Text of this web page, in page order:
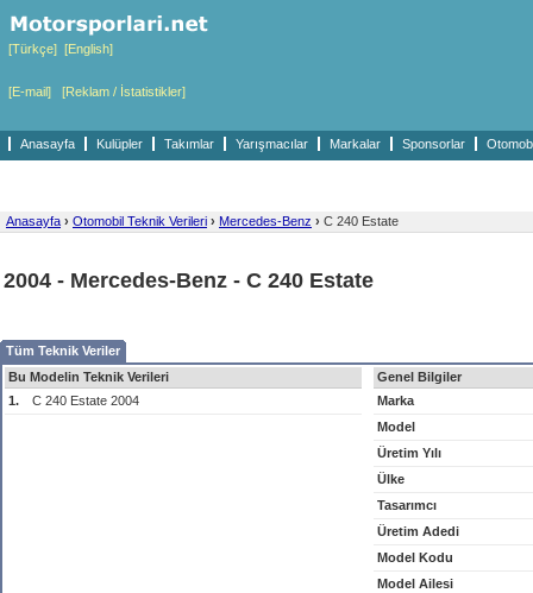
[Türkçe] [English]
[E-mail] [Reklam / İstatistikler]
Anasayfa Kulüpler Takımlar Yarışmacılar Markalar Sponsorlar
Anasayfa › Otomobil Teknik Verileri › Mercedes-Benz › C 240 Estate
2004 - Mercedes-Benz - C 240 Estate
Tüm Teknik Veriler
Bu Modelin Teknik Verileri
1.
C 240 Estate 2004
Genel Bilgiler
Marka
Model
Üretim Yılı
Ülke
Tasarımcı
Üretim Adedi
Model Kodu
Model Ailesi